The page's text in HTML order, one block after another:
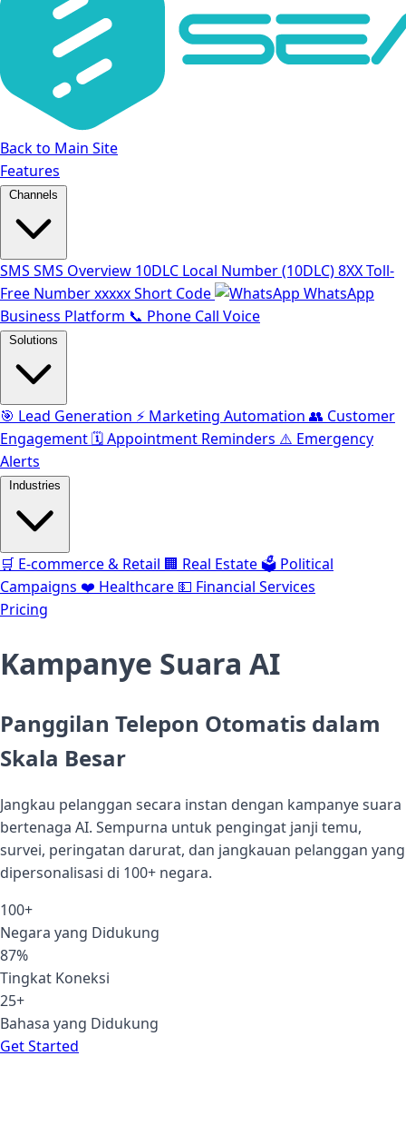
Back to Main Site
Features
Channels
SMS SMS Overview 10DLC Local Number (10DLC)8XXToll-
Free NumberxxxxxShort Code
WhatsApp
Business Platform 📞 Phone Call Voice
Solutions
🎯 Lead Generation ⚡️ Marketing Automation 👥 Customer
Engagement🗓️Appointment Reminders ⚠️ Emergency
Alerts
Industries
🛒 E-commerce & Retail 🏢 Real Estate 🗳️ Political
Campaigns ❤️ Healthcare 💵 Financial Services
Pricing
Kampanye Suara AI
Panggilan Telepon Otomatis dalam
Skala Besar
Jangkau pelanggan secara instan dengan kampanye suara
bertenaga AI. Sempurna untuk pengingat janji temu,
survei, peringatan darurat, dan jangkauan pelanggan yang
dipersonalisasi di 100+ negara.
100+
Negara yang Didukung
87%
Tingkat Koneksi
25+
Bahasa yang Didukung
Get Started